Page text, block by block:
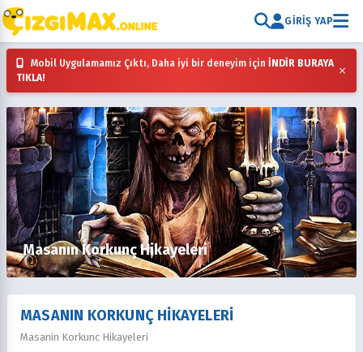
GIRIŞ YAP
Mobil Uygulamamız Çıktı, Daha iyi bir deneyim için İNDİR BURAYA
TIKLA!
×
Masanın Korkunç Hikayeleri
MASANIN KORKUNÇ HIKAYELERI
Masanin Korkunc Hikayeleri